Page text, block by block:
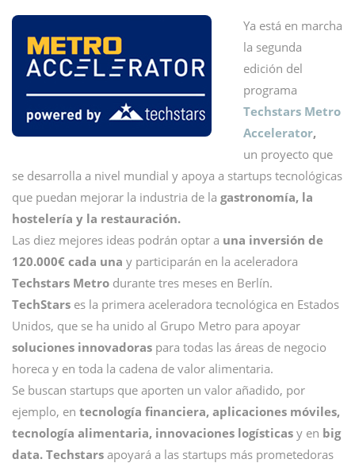
Ya está en marcha
la segunda
edición del
programa
Techstars Metro
Accelerator,
un proyecto que
se desarrolla a nivel mundial y apoya a startups tecnológicas
que puedan mejorar la industria de la gastronomía, la
hostelería y la restauración.
Las diez mejores ideas podrán optar a una inversión de
120.000€ cada una y participarán en la aceleradora
Techstars Metro durante tres meses en Berlín.
TechStars es la primera aceleradora tecnológica en Estados
Unidos, que se ha unido al Grupo Metro para apoyar
soluciones innovadoras para todas las áreas de negocio
horeca y en toda la cadena de valor alimentaria.
Se buscan startups que aporten un valor añadido, por
ejemplo, en tecnología financiera, aplicaciones móviles,
tecnología alimentaria, innovaciones logísticas y en big
data. Techstars apoyará a las startups más prometedoras